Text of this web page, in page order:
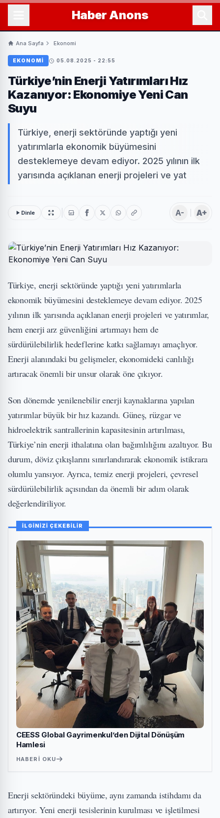
Haber Anons
Ana Sayfa Ekonomi
EKONOMI 05.08.2025 - 22:55
Türkiye’nin Enerji Yatırımları Hız
Kazanıyor: Ekonomiye Yeni Can
Suyu
Türkiye, enerji sektöründe yaptığı yeni
yatırımlarla ekonomik büyümesini
desteklemeye devam ediyor. 2025 yılının ilk
yarısında açıklanan enerji projeleri ve yat
Dinle A- A+
Türkiye, enerji sektöründe yaptığı yeni yatırımlarla
ekonomik büyümesini desteklemeye devam ediyor. 2025
yılının ilk yarısında açıklanan enerji projeleri ve yatırımlar,
hem enerji arz güvenliğini artırmayı hem de
sürdürülebilirlik hedeflerine katkı sağlamayı amaçlıyor.
Enerji alanındaki bu gelişmeler, ekonomideki canlılığı
artıracak önemli bir unsur olarak öne çıkıyor.
Son dönemde yenilenebilir enerji kaynaklarına yapılan
yatırımlar büyük bir hız kazandı. Güneş, rüzgar ve
hidroelektrik santrallerinin kapasitesinin artırılması,
Türkiye’nin enerji ithalatına olan bağımlılığını azaltıyor. Bu
durum, döviz çıkışlarını sınırlandırarak ekonomik istikrara
olumlu yansıyor. Ayrıca, temiz enerji projeleri, çevresel
sürdürülebilirlik açısından da önemli bir adım olarak
değerlendiriliyor.
İLGİNİZİ ÇEKEBİLİR
CEESS Global Gayrimenkul’den Dijital Dönüşüm
Hamlesi
HABERI OKU
Enerji sektöründeki büyüme, aynı zamanda istihdamı da
artırıyor. Yeni enerji tesislerinin kurulması ve işletilmesi